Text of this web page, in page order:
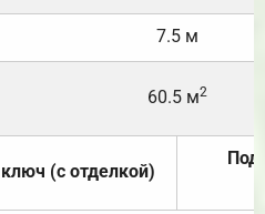
7.5 м
60.5 м2
(с отделкой)
Под